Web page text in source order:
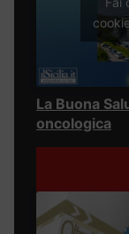
La Buona
oncologica